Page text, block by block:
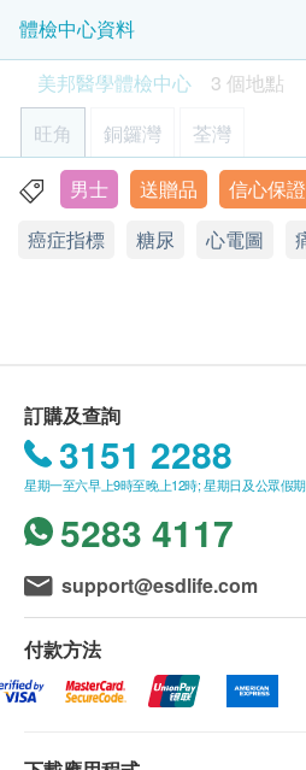
總膽固醇
三酸甘油脂
糖尿
血糖
肝功能
谷丙轉氨酵素
血肌酸酐
鈉
鉀
氯化物
甲狀腺
亞甲狀腺素
游離甲狀腺素
血液檢查
血色素
肺部問題伸延檢查
包括針對非小細胞肺癌及小細胞
平片項目
*此項目不適用於觀塘分店
HK$
750.0
功付款電郵後，美邦醫學
工作天的辦公時間內，致
間及地點。客戶亦可致電
工作天致電該中心預約 (電
購買計劃後可安排由健康
的正式收據，並於7-14個
購買時提出收據要求，或
員: 電郵 (
(1) 有家長或監護人陪同者
在中心即場簽署同意書，並
核實無誤後可提供服務。
(2) 沒有家長或監護人陪同者
由其他成年人陪同到中心，
簽署者的身份證明文件副
服務。
B.16歳至未滿18歲者：
體檢中心資料
美邦醫學體檢中心
3 個地點
旺角
銅鑼灣 荃灣
旺角亞皆老街8號朗豪坊辦公室大
顯示地圖
男士 送贈品 信心保證
癌症指標
糖尿 心電圖
訂購及查詢
3151 2288
星期一至六早上9時至晚上12時; 星期日及公眾假
5283 4117
support@esdlife.com
付款方法